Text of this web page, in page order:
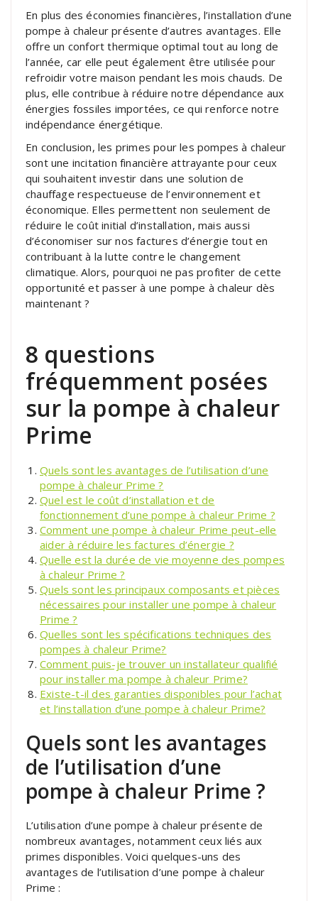
En plus des économies financières, l’installation d’une
pompe à chaleur présente d’autres avantages. Elle
offre un confort thermique optimal tout au long de
l’année, car elle peut également être utilisée pour
refroidir votre maison pendant les mois chauds. De
plus, elle contribue à réduire notre dépendance aux
énergies fossiles importées, ce qui renforce notre
indépendance énergétique.
En conclusion, les primes pour les pompes à chaleur
sont une incitation financière attrayante pour ceux
qui souhaitent investir dans une solution de
chauffage respectueuse de l’environnement et
économique. Elles permettent non seulement de
réduire le coût initial d’installation, mais aussi
d’économiser sur nos factures d’énergie tout en
contribuant à la lutte contre le changement
climatique. Alors, pourquoi ne pas profiter de cette
opportunité et passer à une pompe à chaleur dès
maintenant ?
8 questions
fréquemment posées
sur la pompe à chaleur
Prime
Quels sont les avantages de l’utilisation d’une
pompe à chaleur Prime ?
Quel est le coût d’installation et de
fonctionnement d’une pompe à chaleur Prime ?
Comment une pompe à chaleur Prime peut-elle
aider à réduire les factures d’énergie ?
Quelle est la durée de vie moyenne des pompes
à chaleur Prime ?
Quels sont les principaux composants et pièces
nécessaires pour installer une pompe à chaleur
Prime ?
Quelles sont les spécifications techniques des
pompes à chaleur Prime?
Comment puis-je trouver un installateur qualifié
pour installer ma pompe à chaleur Prime?
Existe-t-il des garanties disponibles pour l’achat
et l’installation d’une pompe à chaleur Prime?
Quels sont les avantages
de l’utilisation d’une
pompe à chaleur Prime ?
L’utilisation d’une pompe à chaleur présente de
nombreux avantages, notamment ceux liés aux
primes disponibles. Voici quelques-uns des
avantages de l’utilisation d’une pompe à chaleur
Prime :